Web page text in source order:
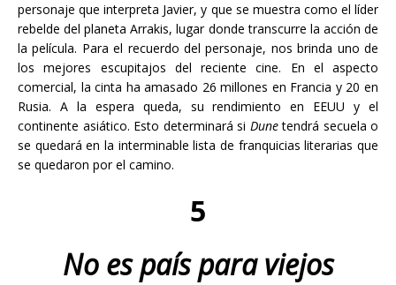
personaje que interpreta Javier, y que se muestra como el líder
rebelde del planeta Arrakis, lugar donde transcurre la acción de
la película. Para el recuerdo del personaje, nos brinda uno de
los mejores escupitajos del reciente cine. En el aspecto
comercial, la cinta ha amasado 26 millones en Francia y 20 en
Rusia. A la espera queda, su rendimiento en EEUU y el
continente asiático. Esto determinará si Dunetendrá secuela o
se quedará en la interminable lista de franquicias literarias que
se quedaron por el camino.
5
No es país para viejos